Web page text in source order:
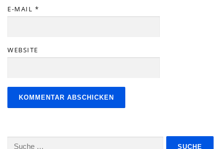
E-MAIL *
WEBSITE
Suche